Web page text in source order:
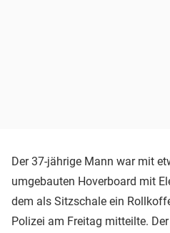
Der 37-jährige Mann war mit
umgebauten Hoverboard mit
dem als Sitzschale ein
Polizei am Freitag mitteilte.